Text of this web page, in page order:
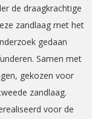
de draagkrachtige
zandlaag met het
gedaan
Samen met
gekozen voor
zandlaag.
voor de